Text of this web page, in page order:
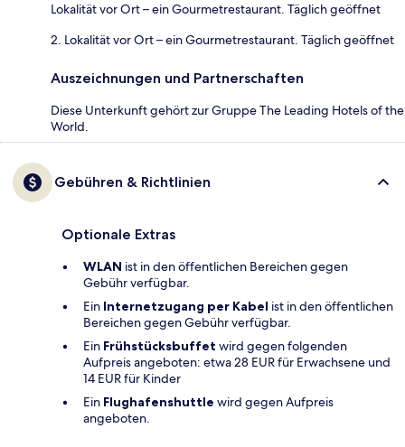
Lokalität vor Ort – ein Gourmetrestaurant. Täglich geöffnet
2. Lokalität vor Ort – ein Gourmetrestaurant. Täglich geöffnet
Auszeichnungen und Partnerschaften
Diese Unterkunft gehört zur Gruppe The Leading Hotels of the
World.
Gebühren & Richtlinien
Optionale Extras
WLAN ist in den öffentlichen Bereichen gegen
Gebühr verfügbar.
Ein Internetzugang per Kabel ist in den öffentlichen
Bereichen gegen Gebühr verfügbar.
Ein Frühstücksbuffet wird gegen folgenden
Aufpreis angeboten: etwa 28 EUR für Erwachsene und
14 EUR für Kinder
Ein Flughafenshuttle wird gegen Aufpreis
angeboten.